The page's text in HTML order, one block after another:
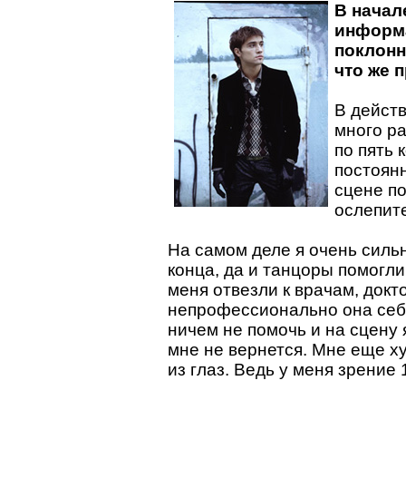
В
что же
В
много
по пять
сцене
На самом деле я очень
конца, да и танцоры
меня отвезли к врачам,
непрофессионально она
ничем не помочь и на сцену
мне не вернется. Мне еще
из глаз. Ведь у меня зрение